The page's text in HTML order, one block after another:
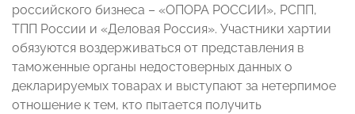
российского бизнеса – «ОПОРА РОССИИ», РСПП,
ТПП России и «Деловая Россия». Участники хартии
обязуются воздерживаться от представления в
таможенные органы недостоверных данных о
декларируемых товарах и выступают за нетерпимое
отношение к тем, кто пытается получить